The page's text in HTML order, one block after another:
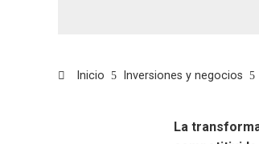
Inicio Inversiones y negocios
La